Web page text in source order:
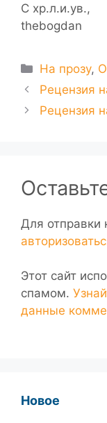
С хр.л.и.ув.,
thebogdan
Рубрики
На прозу,
Рецензия
Рецензия
Для отправки
Этот сайт
спамом.
данные
Новое